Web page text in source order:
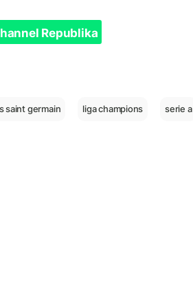
Republika
saint germain liga champions serie a